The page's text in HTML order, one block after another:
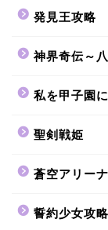
発見王攻略
神界奇伝～
私を甲子園
聖剣戦姫
蒼空アリー
誓約少女攻略